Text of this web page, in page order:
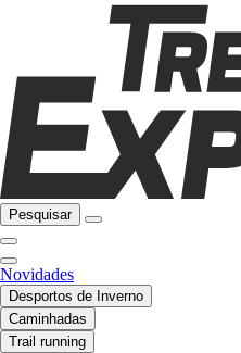
Pesquisar
Novidades
Desportos de Inverno
Caminhadas
Trail running